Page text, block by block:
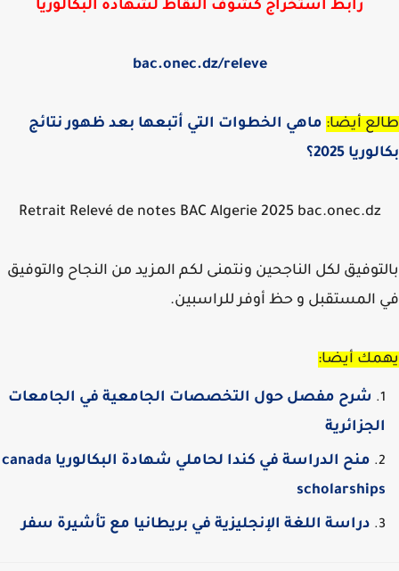
رابط استخراج كشوف النقاط لشهادة البكالوريا
bac.onec.dz/releve
أيضا: ماهي الخطوات التي أتبعها بعد ظهور نتائج
2025؟
Retrait Relevé de notes BAC Algerie 2025 bac.onec.dz
لكل الناجحين ونتمنى لكم المزيد من النجاح والتوفيق
المستقبل و حظ أوفر للراسبين.
أيضا:
شرح مفصل حول التخصصات الجامعية في الجامعات
منح الدراسة في كندا لحاملي شهادة البكالوريا canada
دراسة اللغة الإنجليزية في بريطانيا مع تأشيرة سفر